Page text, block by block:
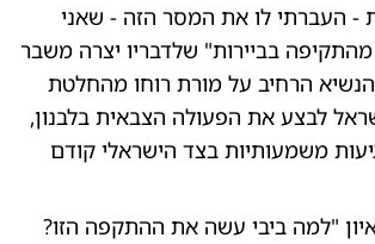
העברתי לו את המסר הזה - שאני
בביירות" שלדבריו יצרה משבר
הרחיב על מורת רוחו מהחלטת
לבצע את הפעולה הצבאית בלבנון,
משמעותיות בצד הישראלי קודם
"למה ביבי עשה את ההתקפה הזו?